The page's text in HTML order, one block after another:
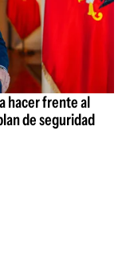
hacer frente al
de seguridad